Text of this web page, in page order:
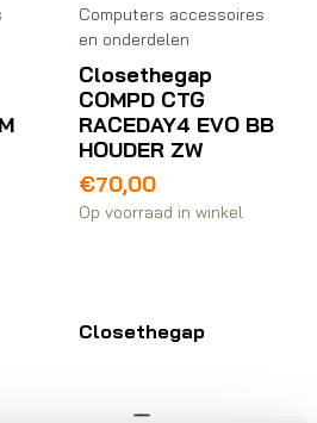
Computers accessoires
en onderdelen
Closethegap
COMPD CTG
RACEDAY4 EVO BB
HOUDER ZW
€70,00
Op voorraad in winkel
Closethegap